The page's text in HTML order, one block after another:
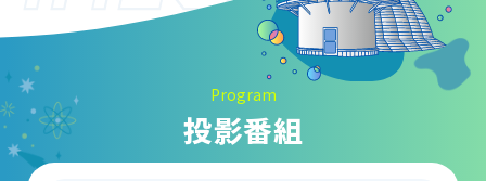
山梨県立科学館について
Program
投影番組